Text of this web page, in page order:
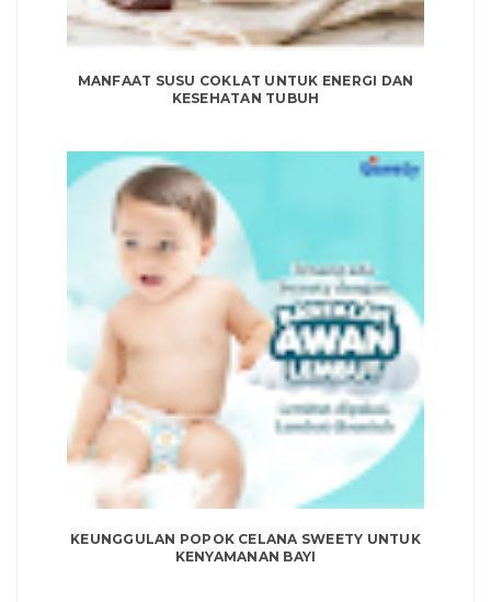
MANFAAT SUSU COKLAT UNTUK ENERGI DAN
KESEHATAN TUBUH
KEUNGGULAN POPOK CELANA SWEETY UNTUK
KENYAMANAN BAYI